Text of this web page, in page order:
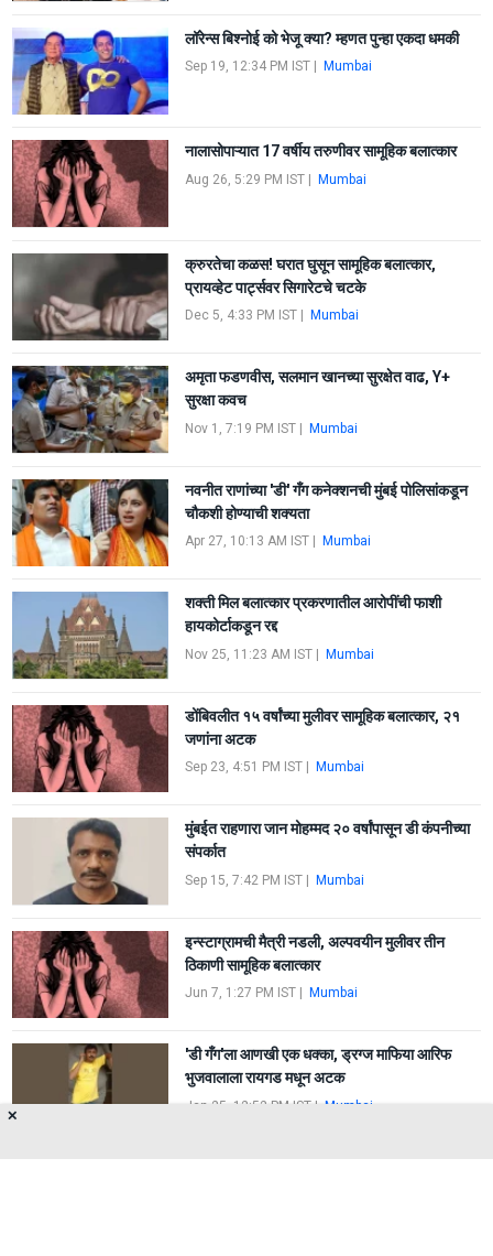
लॉरेन्स बिश्नोई को भेजू क्या? म्हणत पुन्हा एकदा धमकी
Sep 19, 12:34 PM IST| Mumbai
नालासोपाऱ्यात 17 वर्षीय तरुणीवर सामूहिक बलात्कार
Aug 26, 5:29 PM IST| Mumbai
क्रुरतेचा कळस! घरात घुसून सामूहिक बलात्कार,
प्रायव्हेट पार्ट्सवर सिगारेटचे चटके
Dec 5, 4:33 PM IST| Mumbai
अमृता फडणवीस, सलमान खानच्या सुरक्षेत वाढ, Y+
सुरक्षा कवच
Nov 1, 7:19 PM IST| Mumbai
नवनीत राणांच्या 'डी' गँग कनेक्शनची मुंबई पोलिसांकडून
चौकशी होण्याची शक्यता
Apr 27, 10:13 AM IST| Mumbai
शक्ती मिल बलात्कार प्रकरणातील आरोपींची फाशी
हायकोर्टाकडून रद्द
Nov 25, 11:23 AM IST| Mumbai
डोंबिवलीत १५ वर्षांच्या मुलीवर सामूहिक बलात्कार, २१
जणांना अटक
Sep 23, 4:51 PM IST| Mumbai
मुंबईत राहणारा जान मोहम्मद २० वर्षांपासून डी कंपनीच्या
संपर्कात
Sep 15, 7:42 PM IST| Mumbai
इन्स्टाग्रामची मैत्री नडली, अल्पवयीन मुलीवर तीन
ठिकाणी सामूहिक बलात्कार
Jun 7, 1:27 PM IST| Mumbai
'डी गँग'ला आणखी एक धक्का, ड्रग्ज माफिया आरिफ
भुजवालाला रायगड मधून अटक
Jan 25, 12:52 PM IST| Mumbai
✕